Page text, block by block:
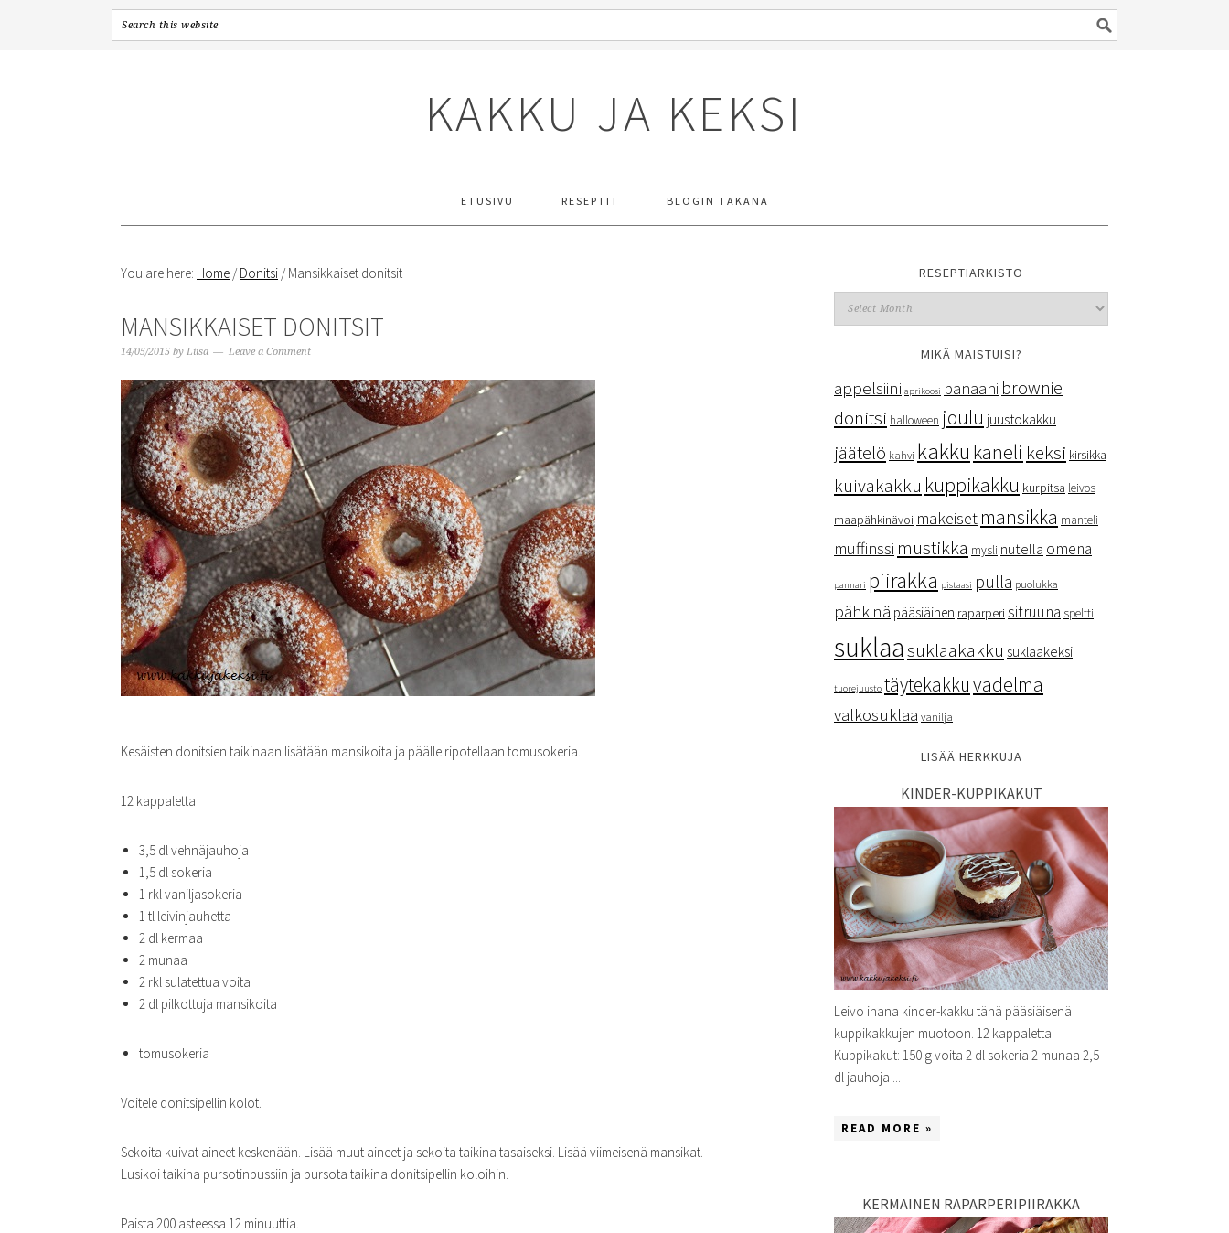
KAKKU JA KEKSI
ETUSIVU RESEPTIT BLOGIN TAKANA
You are here: Home / Donitsi /Mansikkaiset donitsit
MANSIKKAISET DONITSIT
14/05/2015 by Liisa Leave a Comment
Kesäisten donitsien taikinaan lisätään mansikoita ja päälle ripotellaan tomusokeria.
12 kappaletta
3,5 dl vehnäjauhoja
1,5 dl sokeria
1 rkl vaniljasokeria
1 tl leivinjauhetta
2 dl kermaa
2 munaa
2 rkl sulatettua voita
2 dl pilkottuja mansikoita
tomusokeria
Voitele donitsipellin kolot.
Sekoita kuivat aineet keskenään. Lisää muut aineet ja sekoita taikina tasaiseksi. Lisää viimeisenä mansikat.
Lusikoi taikina pursotinpussiin ja pursota taikina donitsipellin koloihin.
Paista 200 asteessa 12 minuuttia.
RESEPTIARKISTO
MIKÄ MAISTUISI?
appelsiini aprikoosi banaani brownie
donitsi halloween joulu juustokakku
jäätelö kahvi kakku kaneli keksi kirsikka
kuivakakku kuppikakku kurpitsa leivos
maapähkinävoi makeiset mansikka manteli
muffinssi mustikka mysli nutella omena
pannari piirakka pistaasi pulla puolukka
pähkinä pääsiäinen raparperi sitruuna speltti
suklaasuklaakakku suklaakeksi
tuorejuusto täytekakkuvadelma
valkosuklaa vanilja
LISÄÄ HERKKUJA
KINDER-KUPPIKAKUT
Leivo ihana kinder-kakku tänä pääsiäisenä
kuppikakkujen muotoon. 12 kappaletta
Kuppikakut: 150 g voita 2 dl sokeria 2 munaa 2,5
dl jauhoja ...
READ MORE »
KERMAINEN RAPARPERIPIIRAKKA